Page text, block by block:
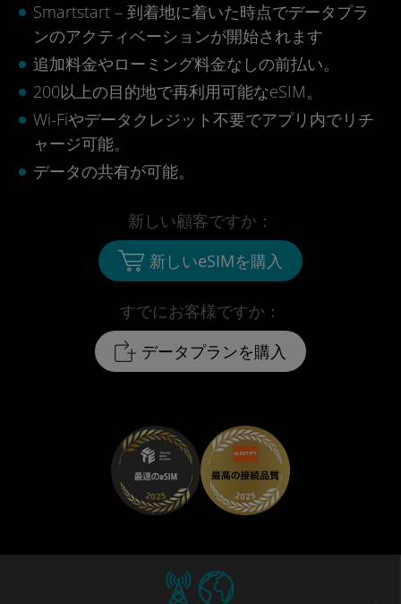
Smartstart – 到着地に着いた時点でデータプラ
ンのアクティベーションが開始されます
追加料金やローミング料金なしの前払い。
200以上の目的地で再利用可能なeSIM。
Wi-Fiやデータクレジット不要でアプリ内でリチ
ャージ可能。
データの共有が可能。
すでにお客様ですか：
データプランを購入
新しい顧客ですか：
新しいeSIMを購入